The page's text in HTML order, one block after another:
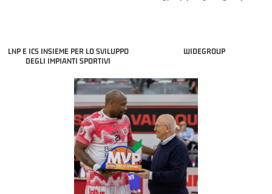
LNP E ICS INSIEME PER LO SVILUPPO
DEGLI IMPIANTI SPORTIVI
WIDEGROUP